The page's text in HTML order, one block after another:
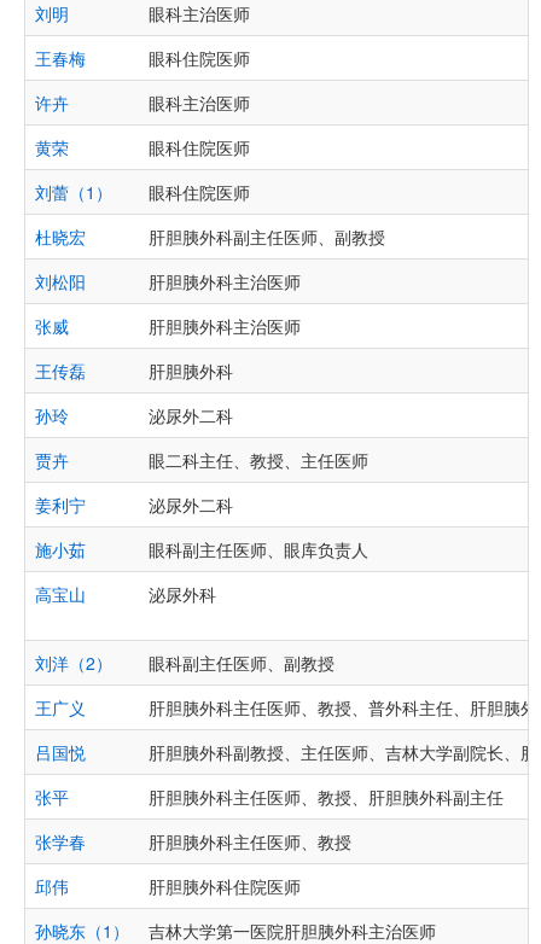
刘明
眼科主治医师
王春梅
眼科住院医师
许卉
眼科主治医师
黄荣
眼科住院医师
刘蕾（1）
眼科住院医师
杜晓宏
肝胆胰外科副主任医师、副教授
刘松阳
肝胆胰外科主治医师
张威
肝胆胰外科主治医师
王传磊
肝胆胰外科
孙玲
泌尿外二科
贾卉
眼二科主任、教授、主任医师
姜利宁
泌尿外二科
施小茹
眼科副主任医师、眼库负责人
高宝山
泌尿外科
刘洋（2）
眼科副主任医师、副教授
王广义
肝胆胰外科主任医师、教授、普外科主任、肝胆胰
吕国悦
肝胆胰外科副教授、主任医师、吉林大学副院长、
张平
肝胆胰外科主任医师、教授、肝胆胰外科副主任
张学春
肝胆胰外科主任医师、教授
邱伟
肝胆胰外科住院医师
孙晓东（1）
吉林大学第一医院肝胆胰外科主治医师